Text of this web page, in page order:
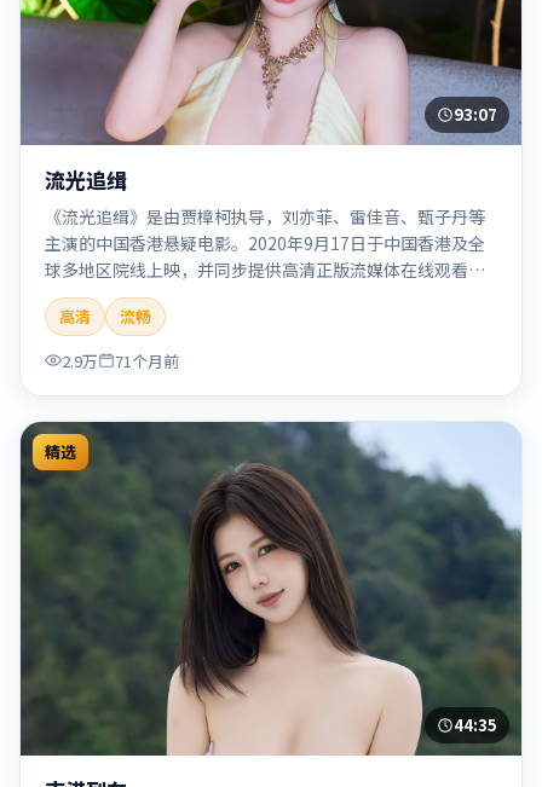
93:07
流光追缉
《流光追缉》是由贾樟柯执导，刘亦菲、雷佳音、甄子丹等
主演的中国香港悬疑电影。2020年9月17日于中国香港及全
球多地区院线上映，并同步提供高清正版流媒体在线观看。
剧情与看点：悬念层层推进，线索相互勾连，结局出人意
料，适合推理爱好者。本片适合检索「流光追缉」「贾樟
柯」「悬疑」「中国香港」「2020」「2020-09-17上映」等
关键词的影迷阅读简介与主创信息。
高清
流畅
2.9万
71个月前
精选
44:35